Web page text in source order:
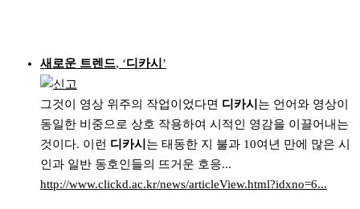
새로운 트렌드, ‘디카시 ’
그것이 영상 위주의 작업이었다면 디카시 는 언어와 영상이
동일한 비중으로 상호 작용하여 시적인 영감을 이끌어내는
것이다. 이런 디카시 는 태동한 지 불과 10여년 만에 많은 시
인과 일반 동호인들의 뜨거운 호응...
http://www.clickd.ac.kr/news/articleView.html?idxno=6...